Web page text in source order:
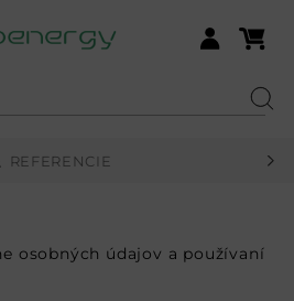
Prihlásiť sa
REFERENCIE
osobných údajov a používaní